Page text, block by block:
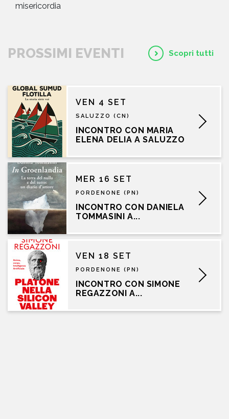
misericordia
PROSSIMI EVENTI Scopri tutti
VEN 4 SET
SALUZZO (CN)
INCONTRO CON MARIA
ELENA DELIA A SALUZZO
MER 16 SET
PORDENONE (PN)
INCONTRO CON DANIELA
TOMMASINI A...
VEN 18 SET
PORDENONE (PN)
INCONTRO CON SIMONE
REGAZZONI A...